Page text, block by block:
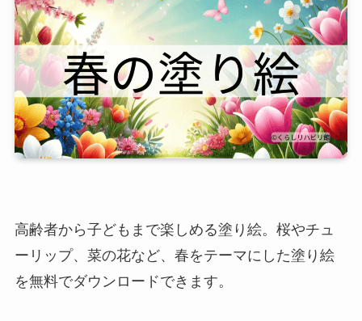
高齢者から子どもまで楽しめる塗り絵。桜やチュ
ーリップ、菜の花など、春をテーマにした塗り絵
を無料でダウンロードできます。